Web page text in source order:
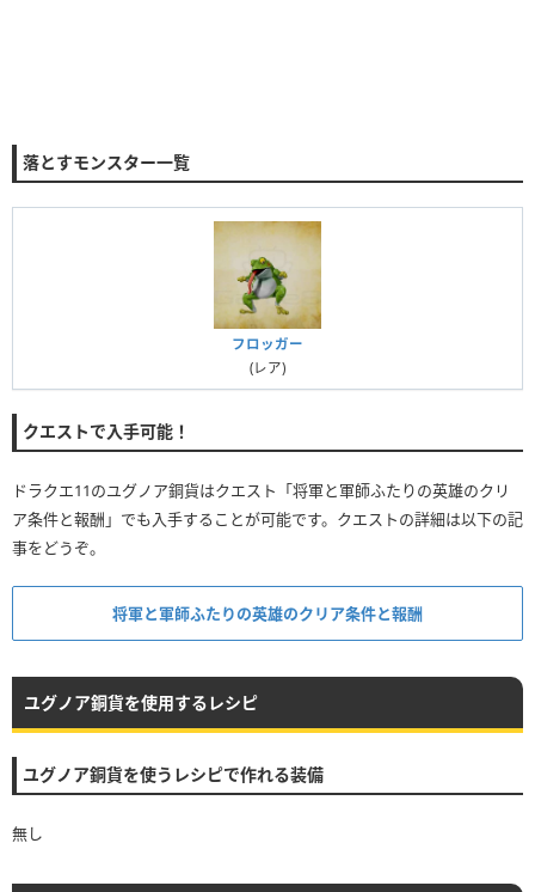
落とすモンスター一覧
フロッガー
(レア)
クエストで入手可能！
ドラクエ11のユグノア銅貨はクエスト「将軍と軍師ふたりの英雄のクリ
ア条件と報酬」でも入手することが可能です。クエストの詳細は以下の記
事をどうぞ。
将軍と軍師ふたりの英雄のクリア条件と報酬
ユグノア銅貨を使用するレシピ
ユグノア銅貨を使うレシピで作れる装備
無し